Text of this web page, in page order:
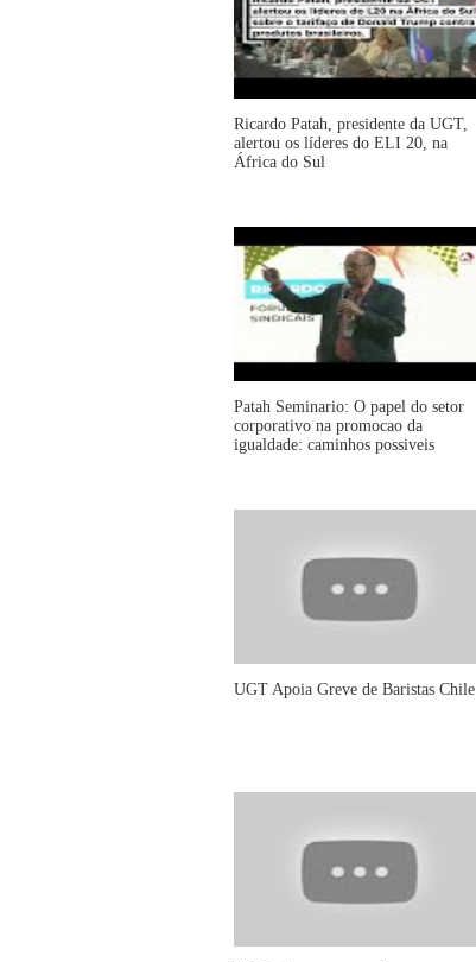
Ricardo Patah, presidente da UGT,
alertou os líderes do ELI 20, na
África do Sul
Patah Seminario: O papel do setor
corporativo na promocao da
igualdade: caminhos possiveis
UGT Apoia Greve de Baristas Chile